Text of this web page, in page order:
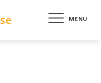
MENU
Allt du behöver veta